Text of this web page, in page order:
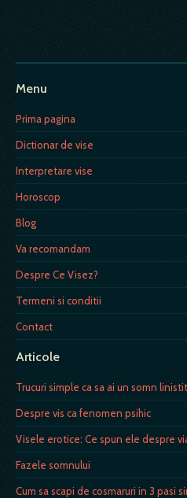
Menu
Prima pagina
Dictionar de vise
Interpretare vise
Horoscop
Blog
Va recomandam
Despre Ce Visez?
Termeni si conditii
Contact
Articole
Trucuri simple ca sa ai un somn
Despre vis ca fenomen psihic
Visele erotice: Ce spun ele despre
Fazele somnului
Cum sa scapi de cosmaruri in 3 pasi